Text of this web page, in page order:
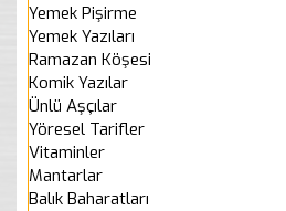
Yemek Pişirme
Yemek Yazıları
Ramazan Köşesi
Komik Yazılar
Ünlü Aşçılar
Yöresel Tarifler
Vitaminler
Mantarlar
Balık Baharatları